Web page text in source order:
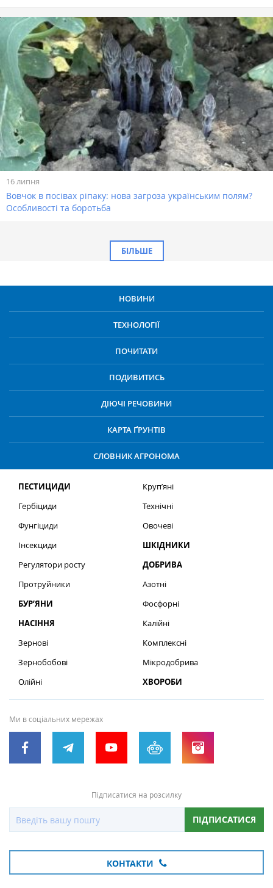
16 липня
Вовчок в посівах ріпаку: нова загроза українським полям?
Особливості та боротьба
БІЛЬШЕ
НОВИНИ
ТЕХНОЛОГІЇ
ПОЧИТАТИ
ПОДИВИТИСЬ
ДІЮЧІ РЕЧОВИНИ
КАРТА ҐРУНТІВ
СЛОВНИК АГРОНОМА
ПЕСТИЦИДИ
Гербіциди
Фунгіциди
Інсекциди
Регулятори росту
Протруйники
БУР’ЯНИ
НАСІННЯ
Зернові
Зернобобові
Олійні
Круп’яні
Технічні
Овочеві
ШКІДНИКИ
ДОБРИВА
Азотні
Фосфорні
Калійні
Комплексні
Мікродобрива
ХВОРОБИ
Ми в соціальних мережах
Підписатися на розсилку
ПІДПИСАТИСЯ
КОНТАКТИ